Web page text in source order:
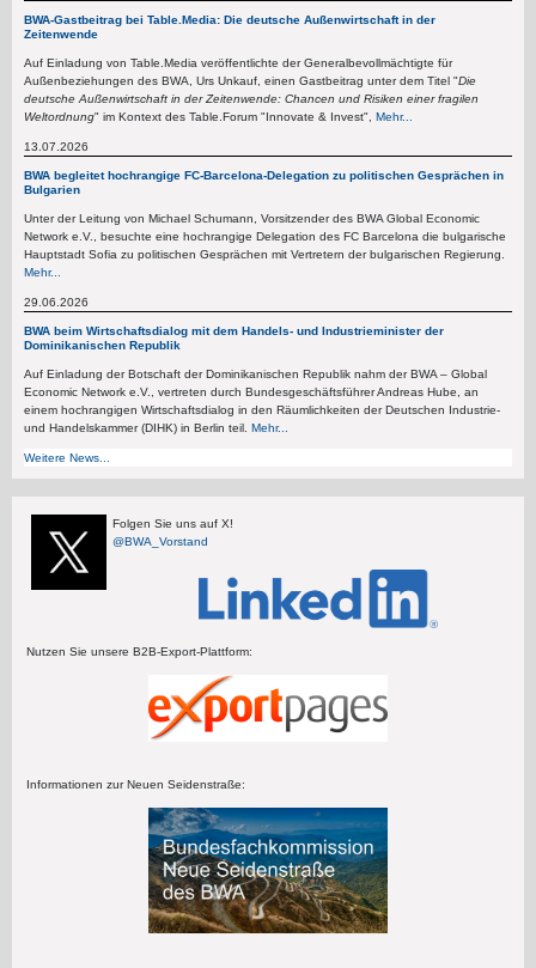
BWA-Gastbeitrag bei Table.Media: Die deutsche Außenwirtschaft in der
Zeitenwende
Auf Einladung von Table.Media veröffentlichte der Generalbevollmächtigte für
Außenbeziehungen des BWA, Urs Unkauf, einen Gastbeitrag unter dem Titel "Die
deutsche Außenwirtschaft in der Zeitenwende: Chancen und Risiken einer fragilen
Weltordnung" im Kontext des Table.Forum "Innovate & Invest", Mehr...
13.07.2026
BWA begleitet hochrangige FC-Barcelona-Delegation zu politischen Gesprächen in
Bulgarien
Unter der Leitung von Michael Schumann, Vorsitzender des BWA Global Economic
Network e.V., besuchte eine hochrangige Delegation des FC Barcelona die bulgarische
Hauptstadt Sofia zu politischen Gesprächen mit Vertretern der bulgarischen Regierung.
Mehr...
29.06.2026
BWA beim Wirtschaftsdialog mit dem Handels- und Industrieminister der
Dominikanischen Republik
Auf Einladung der Botschaft der Dominikanischen Republik nahm der BWA – Global
Economic Network e.V., vertreten durch Bundesgeschäftsführer Andreas Hube, an
einem hochrangigen Wirtschaftsdialog in den Räumlichkeiten der Deutschen Industrie-
und Handelskammer (DIHK) in Berlin teil. Mehr...
Weitere News...
Folgen Sie uns auf X!
@BWA_Vorstand
Nutzen Sie unsere B2B-Export-Plattform:
Informationen zur Neuen Seidenstraße: